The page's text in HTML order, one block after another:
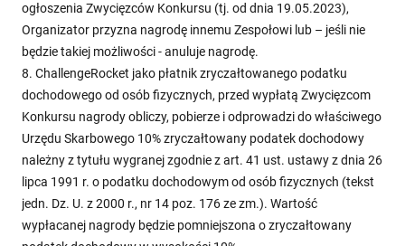
ogłoszenia Zwycięzców Konkursu (tj. od dnia 19.05.2023),
Organizator przyzna nagrodę innemu Zespołowi lub – jeśli nie
będzie takiej możliwości - anuluje nagrodę.
8. ChallengeRocket jako płatnik zryczałtowanego podatku
dochodowego od osób fizycznych, przed wypłatą Zwycięzcom
Konkursu nagrody obliczy, pobierze i odprowadzi do właściwego
Urzędu Skarbowego 10% zryczałtowany podatek dochodowy
należny z tytułu wygranej zgodnie z art. 41 ust. ustawy z dnia 26
lipca 1991 r. o podatku dochodowym od osób fizycznych (tekst
jedn. Dz. U. z 2000 r., nr 14 poz. 176 ze zm.). Wartość
wypłacanej nagrody będzie pomniejszona o zryczałtowany